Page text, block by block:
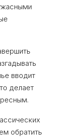
вводит
делает
обратить